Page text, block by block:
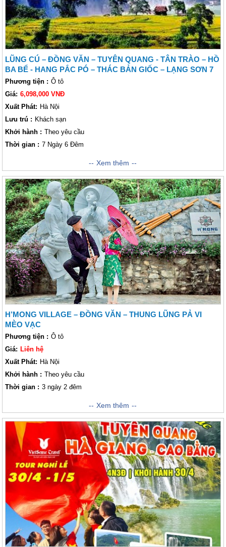
LŨNG CÚ – ĐỒNG VĂN – TUYÊN QUANG - TÂN TRÀO – HỒ
BA BỂ - HANG PẮC PÓ – THÁC BẢN GIỐC – LẠNG SƠN 7
NGÀY 6 ĐÊM
Phương tiện : Ô tô
Giá: 6,098,000 VNĐ
Xuất Phát: Hà Nội
Lưu trú : Khách sạn
Khởi hành : Theo yêu cầu
Thời gian : 7 Ngày 6 Đêm
Đây là hành trình đưa quý khách đi khám phá các tỉnh Hà Giang, Tuyên
Quang, Cao Bằng, Bắc Kạn, Lạng Sơn, Bắc Giang và đi qua Bắc Ninh.
Đến với hành trình này, quý khách sẽ có cơ hội tham quan những danh
lam thắng cảnh đẹp nức lòng khách thăm quan gần xa, được trải nghiệm
những nét văn hóa độc đáo và tuyệt vời của những dân tộc thiểu số sinh
sống tại đây hay là thưởng thức những món đặc sản vùng Đông Bắc
nước ta. Những điều này quý khách chỉ có thể trải nghiệm khi đồng hành
cùng với chúng tôi! Kính mời quý khách tham khảo lịch trình cụ thể dưới
đây của chúng tôi!
Xem thêm
H’MONG VILLAGE – ĐỒNG VĂN – THUNG LŨNG PẢ VI
MÈO VẠC
Phương tiện : Ô tô
Giá: Liên hệ
Xuất Phát: Hà Nội
Khởi hành : Theo yêu cầu
Thời gian : 3 ngày 2 đêm
Hà Giang không chỉ được biết đến là điểm nghỉ dưỡng đáng đến nhất của
miền Bắc. Mà Hà Giang còn là điểm đến cho những ai yêu thích trải
nghiệm không gian văn hóa, phong tục tập quán bản làng và thưởng thức
những món ăn mang đậm nét văn hóa địa phương. Đến với Hà Giang
vào thời điểm 6 tháng cuối năm, quý khách sẽ không chỉ được tận
hưởng không khí xanh ngát, hùng vĩ mà còn được đắm mình trong
không gian văn hóa của đồng bảo dân tộc nơi đây.
Xem thêm